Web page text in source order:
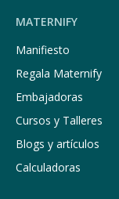
MATERNIFY
Manifiesto
Regala Maternify
Embajadoras
Cursos y Talleres
Blogs y artículos
Calculadoras